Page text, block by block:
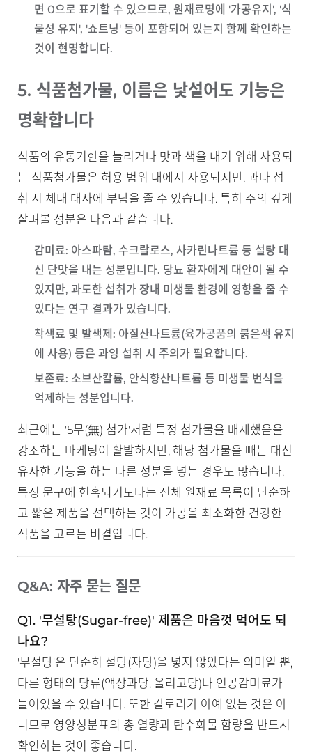
면 0으로 표기할 수 있으므로, 원재료명에 '가공유지', '식
물성 유지', '쇼트닝' 등이 포함되어 있는지 함께 확인하는
것이 현명합니다.
5. 식품첨가물, 이름은 낯설어도 기능은
명확합니다
식품의 유통기한을 늘리거나 맛과 색을 내기 위해 사용되
는 식품첨가물은 허용 범위 내에서 사용되지만, 과다 섭
취 시 체내 대사에 부담을 줄 수 있습니다. 특히 주의 깊게
살펴볼 성분은 다음과 같습니다.
감미료: 아스파탐, 수크랄로스, 사카린나트륨 등 설탕 대
신 단맛을 내는 성분입니다. 당뇨 환자에게 대안이 될 수
있지만, 과도한 섭취가 장내 미생물 환경에 영향을 줄 수
있다는 연구 결과가 있습니다.
착색료 및 발색제 : 아질산나트륨(육가공품의 붉은색 유지
에 사용) 등은 과잉 섭취 시 주의가 필요합니다.
보존료: 소브산칼륨, 안식향산나트륨 등 미생물 번식을
억제하는 성분입니다.
최근에는 '5무(無) 첨가'처럼 특정 첨가물을 배제했음을
강조하는 마케팅이 활발하지만, 해당 첨가물을 빼는 대신
유사한 기능을 하는 다른 성분을 넣는 경우도 많습니다.
특정 문구에 현혹되기보다는 전체 원재료 목록이 단순하
고 짧은 제품을 선택하는 것이 가공을 최소화한 건강한
식품을 고르는 비결입니다.
Q&A: 자주 묻는 질문
Q1. '무설탕(Sugar-free)' 제품은 마음껏 먹어도 되
나요?
'무설탕'은 단순히 설탕(자당)을 넣지 않았다는 의미일 뿐,
다른 형태의 당류(액상과당, 올리고당)나 인공감미료가
들어있을 수 있습니다. 또한 칼로리가 아예 없는 것은 아
니므로 영양성분표의 총 열량과 탄수화물 함량을 반드시
확인하는 것이 좋습니다.